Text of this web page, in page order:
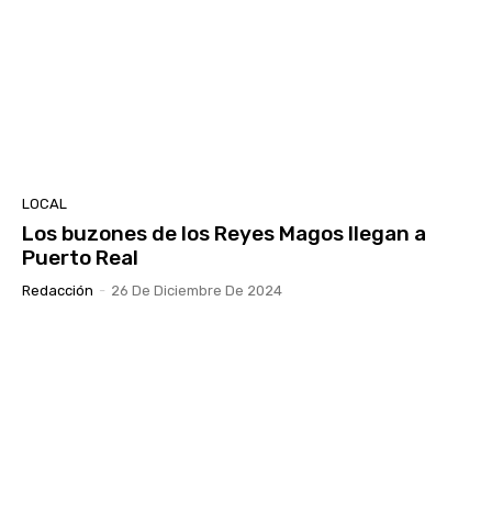
LOCAL
Los buzones de los Reyes Magos llegan a
Puerto Real
Redacción - 26 De Diciembre De 2024